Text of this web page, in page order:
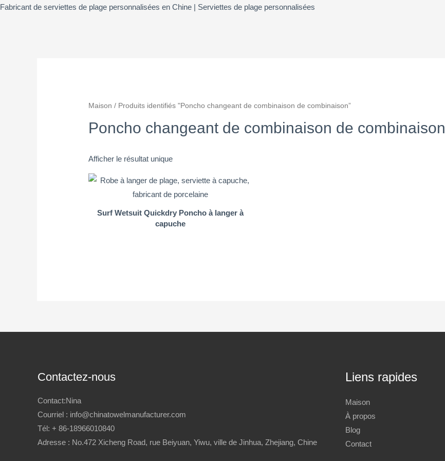
Fabricant de serviettes de plage personnalisées en Chine | Serviettes de plage personnalisées
Maison / Produits identifiés "Poncho changeant de combinaison de combinaison”
Poncho changeant de combinaison de combinaison
Afficher le résultat unique
Surf Wetsuit Quickdry Poncho à langer à
capuche
Contactez-nous
Contact:Nina
Courriel : info@chinatowelmanufacturer.com
Tél: + 86-18966010840
Adresse : No.472 Xicheng Road, rue Beiyuan, Yiwu, ville de Jinhua, Zhejiang, Chine
Liens rapides
Maison
À propos
Blog
Contact